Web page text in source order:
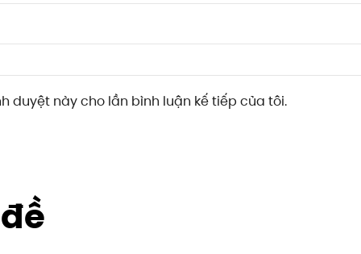
duyệt này cho lần bình luận kế tiếp của tôi.